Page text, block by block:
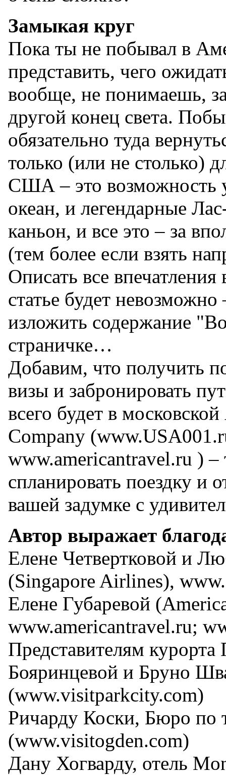
Замыкая круг
Пока ты не побывал в
представить, чего
вообще, не понимаешь,
другой конец света.
обязательно туда
только (или не столько)
США – это возможность
океан, и легендарные
каньон, и все это – за
(тем более если взять
Описать все
статье будет невозможно
изложить содержание
страничке…
Добавим, что получить
визы и забронировать
всего будет в
Company
www.americantravel.ru ) –
спланировать поездку и
вашей задумке с
Автор выражает
Елене Четвертковой и
(Singapore Airlines),
Елене Губаревой
www.americantravel.ru;
Представителям
Бояринцевой и Бруно
(www.visitparkcity.com)
Ричарду Коски, Бюро по
(www.visitogden.com)
Дану Хогварду, отель